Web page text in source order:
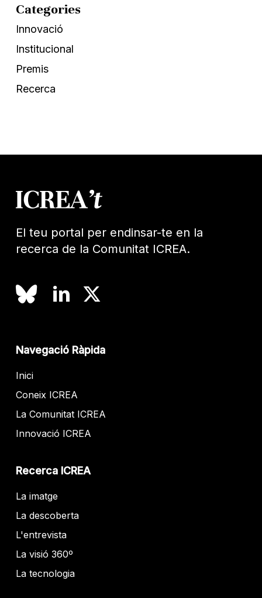
Categories
Innovació
Institucional
Premis
Recerca
El teu portal per endinsar-te en la
recerca de la Comunitat ICREA.
Navegació Ràpida
Inici
Coneix ICREA
La Comunitat ICREA
Innovació ICREA
Recerca ICREA
La imatge
La descoberta
L'entrevista
La visió 360º
La tecnologia